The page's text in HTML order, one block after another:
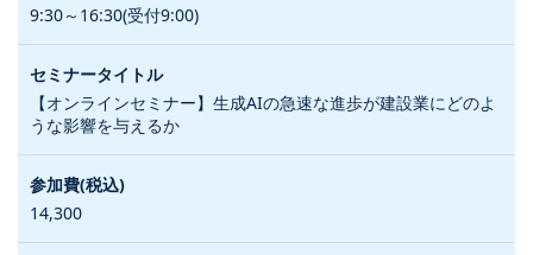
9:30～16:30(受付9:00)
【オンラインセミナー】生成AIの急速な進歩が建設業にどのよ
うな影響を与えるか
14,300